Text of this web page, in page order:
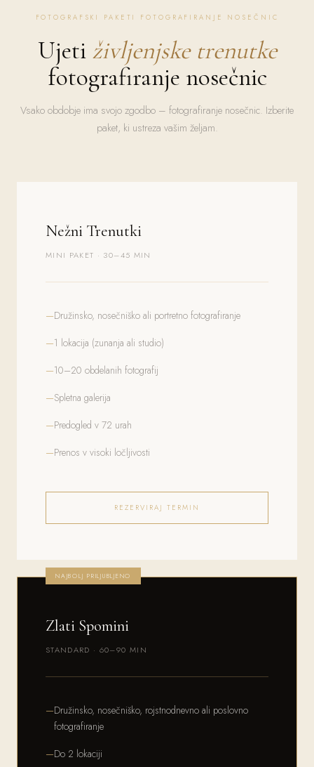
FOTOGRAFSKI PAKETI FOTOGRAFIRANJE NOSEČNIC
Ujeti življenjske trenutke
fotografiranje nosečnic
Vsako obdobje ima svojo zgodbo – fotografiranje nosečnic. Izberite
paket, ki ustreza vašim željam.
Nežni Trenutki
MINI PAKET · 30–45 MIN
Družinsko, nosečniško ali portretno fotografiranje
1 lokacija (zunanja ali studio)
10–20 obdelanih fotografij
Spletna galerija
Predogled v 72 urah
Prenos v visoki ločljivosti
REZERVIRAJ TERMIN
NAJBOLJ PRILJUBLJENO
Zlati Spomini
STANDARD · 60–90 MIN
Družinsko, nosečniško, rojstnodnevno ali poslovno
fotografiranje
Do 2 lokaciji